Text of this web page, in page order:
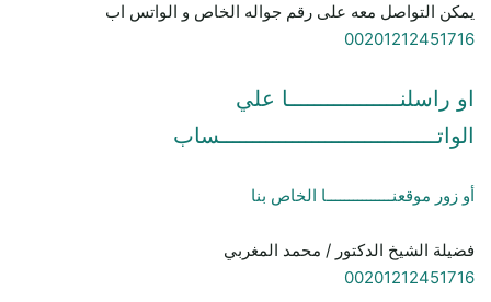
يمكن التواصل معه على رقم جواله الخاص و الواتس اب
00201212451716
او راسلنـــــــــــــــــا علي
الواتـــــــــــــــــــــــــــــــــساب
أو زور موقعنـــــــــــــــا الخاص بنا
فضيلة الشيخ الدكتور / محمد المغربي
00201212451716